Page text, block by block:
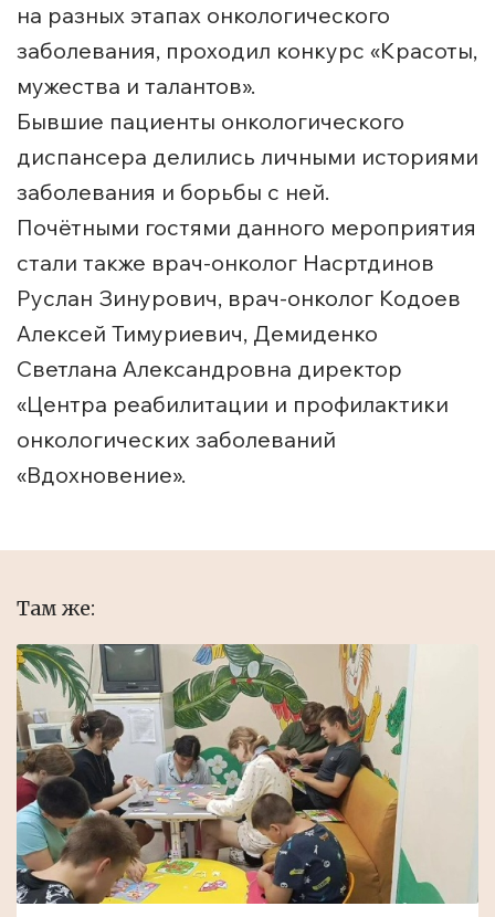
на разных этапах онкологического
заболевания, проходил конкурс «Красоты,
мужества и талантов».
Бывшие пациенты онкологического
диспансера делились личными историями
заболевания и борьбы с ней.
Почётными гостями данного мероприятия
стали также врач-онколог Насртдинов
Руслан Зинурович, врач-онколог Кодоев
Алексей Тимуриевич, Демиденко
Светлана Александровна директор
«Центра реабилитации и профилактики
онкологических заболеваний
«Вдохновение».
Там же: